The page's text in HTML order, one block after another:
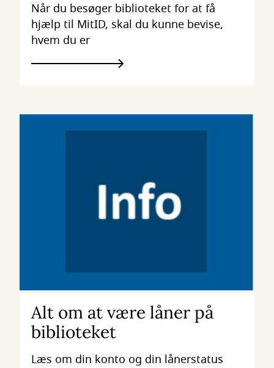
Når du besøger biblioteket for at få
hjælp til MitID, skal du kunne bevise,
hvem du er
Alt om at være låner på
biblioteket
Læs om din konto og din lånerstatus